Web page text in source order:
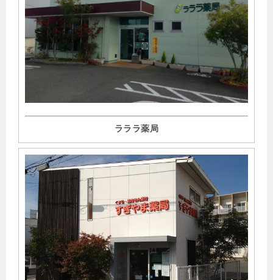
▶︎2022年1月1日
日経ドラッグインフォメーションプレミアム／薬の相互作
用としくみにて、「緑内障が関与する相互作用 (2)」が掲載
されました 。
ファルマスタッフにて、「重要性を増す薬局での24時間対
▶︎2021年12月15日
ファルマスタッフにて、「Do処方が続く際の服薬指導のポ
イント 〜不適切なDo処方を見逃すな〜」の記事監修を行い
ました。
▶︎2021年12月2日
ファルマスッタフにて、【悩める薬剤師必見！】疑義照会
を円滑にすすめるポイントと注意点の記事監修を行いまし
た。
ラララ薬局